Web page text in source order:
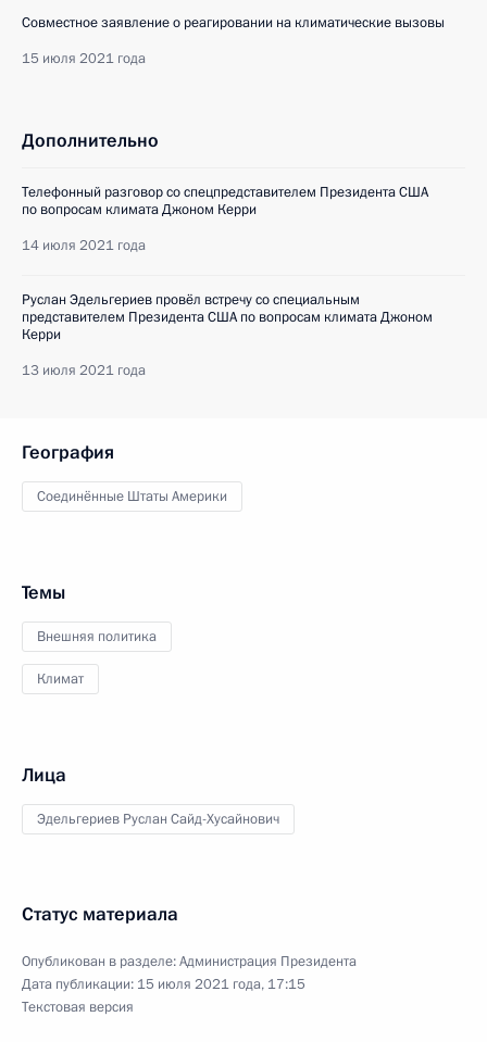
Совместное заявление о реагировании на климатические вызовы
15 июля 2021 года
Дополнительно
Телефонный разговор со спецпредставителем Президента США
по вопросам климата Джоном Керри
14 июля 2021 года
Руслан Эдельгериев провёл встречу со специальным
представителем Президента США по вопросам климата Джоном
Керри
13 июля 2021 года
География
Соединённые Штаты Америки
Темы
Внешняя политика
Климат
Лица
Эдельгериев Руслан Сайд-Хусайнович
Статус материала
Опубликован в разделе:Администрация Президента
Дата публикации: 15 июля 2021 года, 17:15
Текстовая версия